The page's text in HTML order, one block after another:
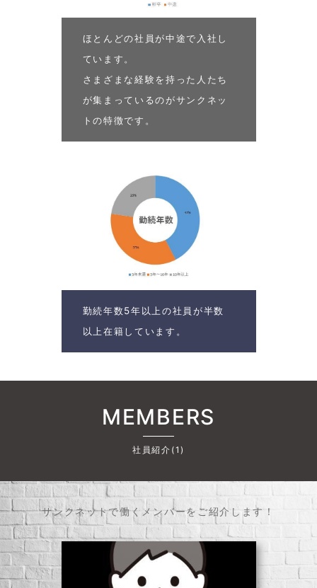
ほとんどの社員が中途で入社し
ています。
さまざまな経験を持った人たち
が集まっているのがサンクネッ
トの特徴です。
勤続年数5年以上の社員が半数
以上在籍しています。
MEMBERS
社員紹介(1)
サンクネットで働くメンバーをご紹介します！